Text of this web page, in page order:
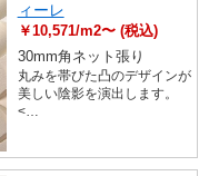
ィーレ
￥10,571/m2〜 (税込)
30mm角ネット張り
丸みを帯びた凸のデザインが
美しい陰影を演出します。
<…